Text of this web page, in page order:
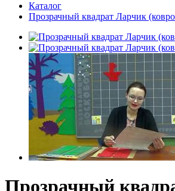
Каталог
Прозрачный квадрат Ларчик
Прозрачный